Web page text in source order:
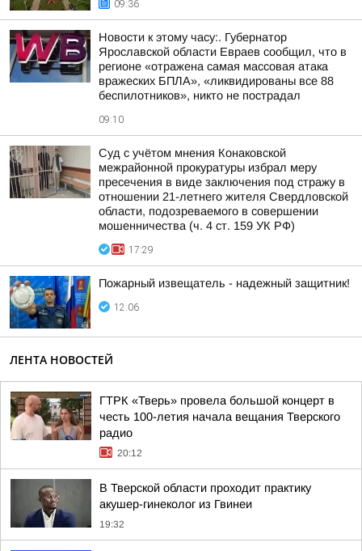
09:36
Новости к этому часу:. Губернатор
Ярославской области Евраев сообщил, что в
регионе «отражена самая массовая атака
вражеских БПЛА», «ликвидированы все 88
беспилотников», никто не пострадал
09:10
Суд с учётом мнения Конаковской
межрайонной прокуратуры избрал меру
пресечения в виде заключения под стражу в
отношении 21-летнего жителя Свердловской
области, подозреваемого в совершении
мошенничества (ч. 4 ст. 159 УК РФ)
17:29
Пожaрный извещатель - надежный зaщитник!
12:06
ЛЕНТА НОВОСТЕЙ
ГТРК «Тверь» провела большой концерт в
честь 100-летия начала вещания Тверского
радио
20:12
В Тверской области проходит практику
акушер-гинеколог из Гвинеи
19:32